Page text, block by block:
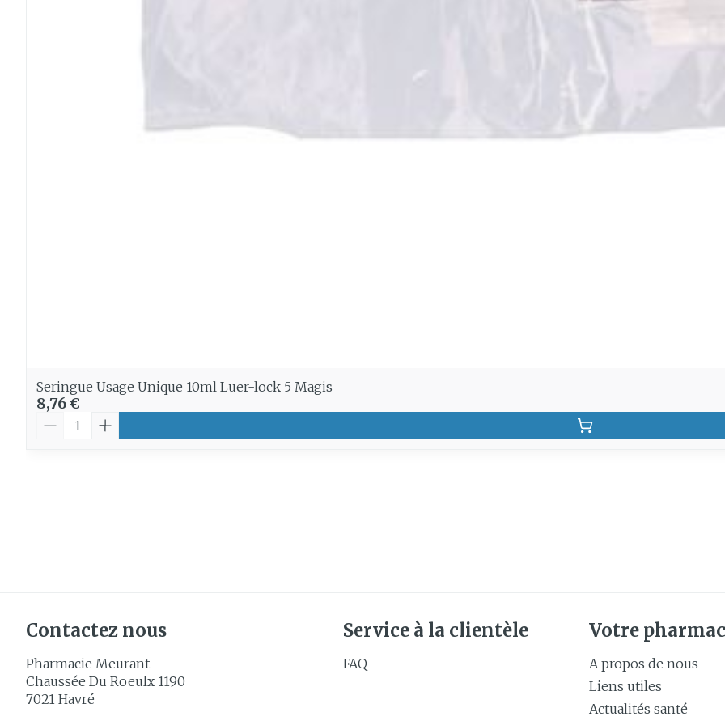
Seringue Usage Unique 10ml Luer-lock 5 Magis
8,76 €
Quantité
Contactez nous
Pharmacie Meurant
Chaussée Du Roeulx 1190
7021 Havré
Service à la clientèle
FAQ
Votre
A propos de nous
Liens utiles
Actualités santé